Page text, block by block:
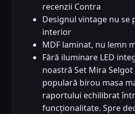
recenzii Contra
Designul vintage nu se
interior
MDF laminat, nu lemn
Fără iluminare LED
noastră Set Mira Selgot
populară birou masa
raportului echilibrat
funcționalitate. Spre